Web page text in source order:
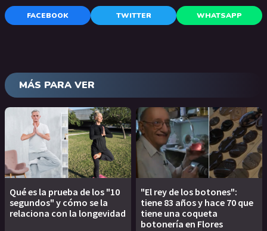
FACEBOOK TWITTER WHATSAPP
MÁS PARA VER
Qué es la prueba de los "10
segundos" y cómo se la
relaciona con la longevidad
"El rey de los botones":
tiene 83 años y hace 70 que
tiene una coqueta
botonería en Flores